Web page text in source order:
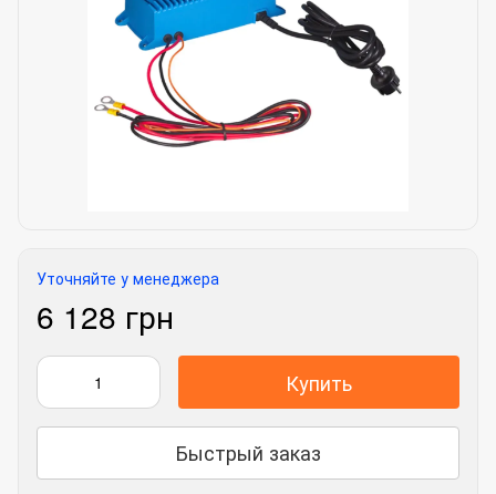
Уточняйте у менеджера
6 128 грн
Купить
Быстрый заказ